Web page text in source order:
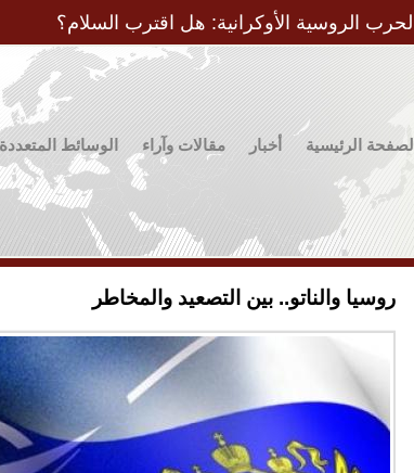
الحرب الروسية الأوكرانية: هل اقترب السلام؟
الصفحة الرئيسية أخبار مقالات وآراء الوسائط المتعددة
روسيا والناتو.. بين التصعيد والمخاطر